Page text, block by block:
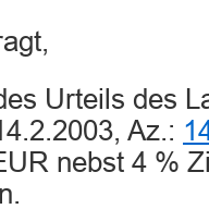
Urteils des
Az.:
nebst 4 %